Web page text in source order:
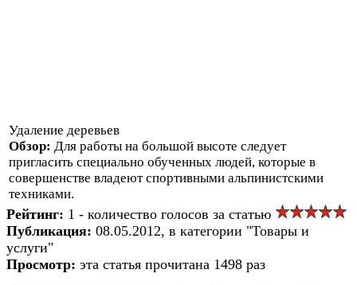
Удаление деревьев
Обзор: Для работы на большой высоте следует
пригласить специально обученных людей, которые в
совершенстве владеют спортивными альпинистскими
техниками.
Рейтинг: 1 - количество голосов за статью
Публикация: 08.05.2012, в категории "Товары и
услуги"
Просмотр: эта статья прочитана 1498 раз